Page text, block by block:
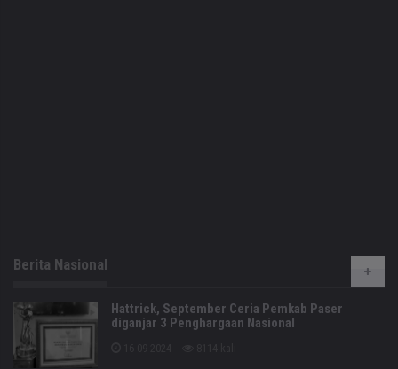
Berita Nasional
Hattrick, September Ceria Pemkab Paser
diganjar 3 Penghargaan Nasional